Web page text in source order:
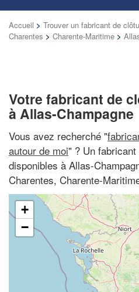
Accueil > Trouver un fabricant de
Charentes > Charente-Maritime >
Votre fabricant de
à Allas-Champagne
Vous avez recherché "
autour de moi" ? Un
disponibles à Allas-
Charentes, Charente-
+
−